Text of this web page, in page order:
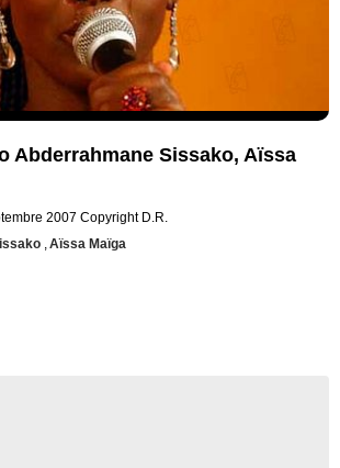
Abderrahmane Sissako, Aïssa
2007 Copyright D.R.
,Aïssa Maïga